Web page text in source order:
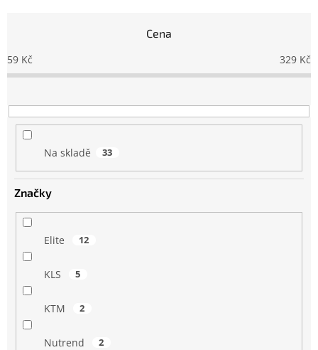
p
r
o
u
Cena
59 Kč 329 Kč
Na skladě 33
Značky
Elite 12
KLS 5
KTM 2
Nutrend 2